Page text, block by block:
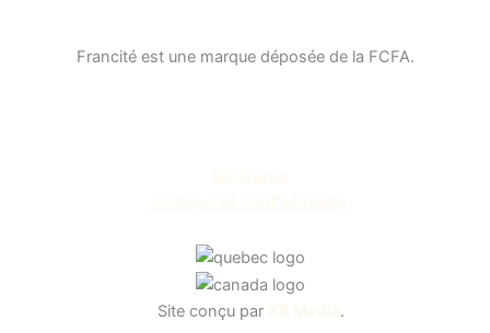
Francité est une marque déposée de la FCFA.
Site conçu par .